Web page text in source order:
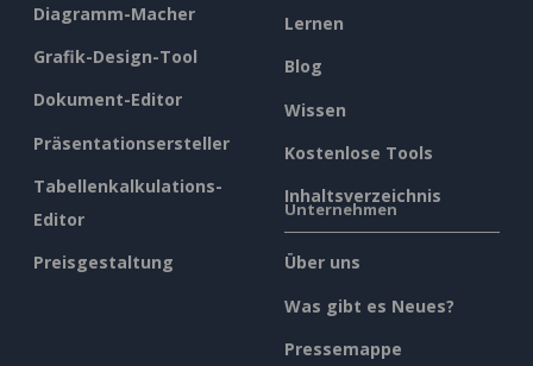
Diagramm-Macher
Grafik-Design-Tool
Dokument-Editor
Präsentationsersteller
Tabellenkalkulations-
Editor
Preisgestaltung
Lernen
Blog
Wissen
Kostenlose Tools
Inhaltsverzeichnis
Unternehmen
Über uns
Was gibt es Neues?
Pressemappe